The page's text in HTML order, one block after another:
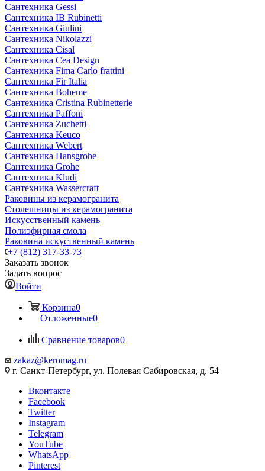
Сантехника Gessi
Сантехника IB Rubinetti
Сантехника Giulini
Сантехника Nikolazzi
Сантехника Cisal
Сантехника Cea Design
Сантехника Fima Carlo frattini
Сантехника Fir Italia
Сантехника Boheme
Сантехника Cristina Rubinetterie
Сантехника Paffoni
Сантехника Zuchetti
Сантехника Keuco
Сантехника Webert
Сантехника Hansgrohe
Сантехника Grohe
Сантехника Kludi
Сантехника Wassercraft
Раковины из керамогранита
Столешницы из керамогранита
Искусственный камень
Полиэфирная смола
Раковина искуственный камень
+7 (812) 317-33-73
Заказать звонок
Задать вопрос
Войти
Корзина0
Отложенные0
Сравнение товаров0
zakaz@keromag.ru
г. Санкт-Петербург, ул. Полевая Сабировская, д. 54
Вконтакте
Facebook
Twitter
Instagram
Telegram
YouTube
WhatsApp
Pinterest